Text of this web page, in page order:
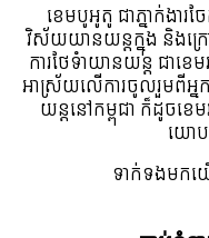
ខេមបូអូតូ ជាភ្នាក់ងា
វិស័យយានយន្តក្នុង និងក្រ
ការថែទំាយានយន្ត ជាខេ
អាស្រ័យលើការចូលរួមពីអ្
យន្តនៅកម្ពុជា ក៏ដូចខេម
យោប
ទាក់ទង​មក​យ